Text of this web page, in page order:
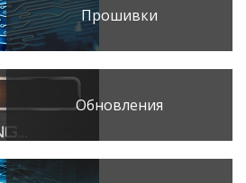
Прошивки
Обновления